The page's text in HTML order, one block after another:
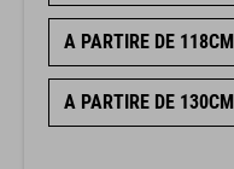
A PARTIRE DE 118CM
A PARTIRE DE 130CM